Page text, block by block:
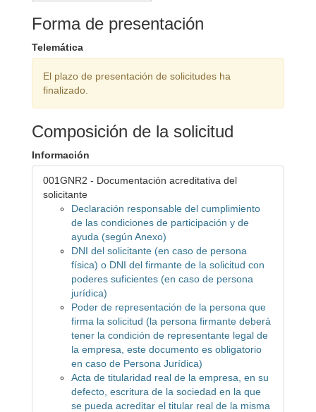
Forma de presentación
Telemática
El plazo de presentación de solicitudes ha
finalizado.
Composición de la solicitud
Información
001GNR2 - Documentación acreditativa del
solicitante
Declaración responsable del cumplimiento
de las condiciones de participación y de
ayuda (según Anexo)
DNI del solicitante (en caso de persona
física) o DNI del firmante de la solicitud con
poderes suficientes (en caso de persona
jurídica)
Poder de representación de la persona que
firma la solicitud (la persona firmante deberá
tener la condición de representante legal de
la empresa, este documento es obligatorio
en caso de Persona Jurídica)
Acta de titularidad real de la empresa, en su
defecto, escritura de la sociedad en la que
se pueda acreditar el titular real de la misma